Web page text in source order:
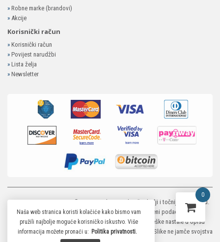
» Robne marke (brandovi)
» Akcije
Korisnički račun
» Korisnički račun
» Povijest narudžbi
» Lista želja
» Newsletter
MP-ELEKTRONIKA SHOP© 2026. Trudimo se dati što bolji i točniji opis i sliku.
Unatoč tome, ne možemo garantirati da su svi navedeni podaci i slike u
potpunosti točni. Ne odgovaramo za eventualne pogreške nastale u opisu
proizvoda, greške prilikom štampanja te promjene cijena. Slike ne jamče svojstva
0
Naša web stranica koristi kolačiće kako bismo vam
pružili najbolje moguće korisničko iskustvo. Više
informacija možete pronaći u: Politika privatnosti.